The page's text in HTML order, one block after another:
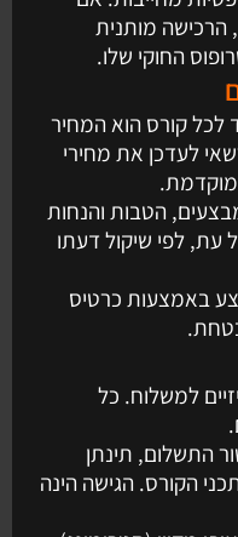
קטין (מתחת לגיל 18), הרכישה מותנית
החוקי שלו.
לכל קורס הוא המחיר
לעדכן את מחירי
הטבות והנחות
עת, לפי שיקול דעתו
באמצעות כרטיס
למשלוח. כל
התשלום, תינתן
הקורס. הגישה הינה